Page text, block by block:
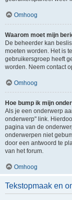
Omhoog
Waarom moet mijn
De beheerder kan
moeten worden. Het is
gebruikersgroep heeft
worden. Neem contact
Omhoog
Hoe bump ik mijn
Als je een onderwerp
onderwerp" link.
pagina van de
onderwerpen niet
door een antwoord te
van het forum.
Omhoog
Tekstopmaak en